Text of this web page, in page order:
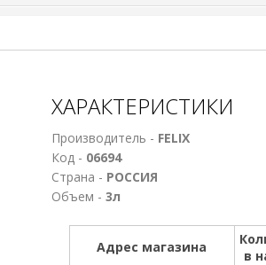
ХАРАКТЕРИСТИКИ
Производитель - FELIX
Код - 06694
Страна - РОССИЯ
Объем - 3л
Адрес магазина
в